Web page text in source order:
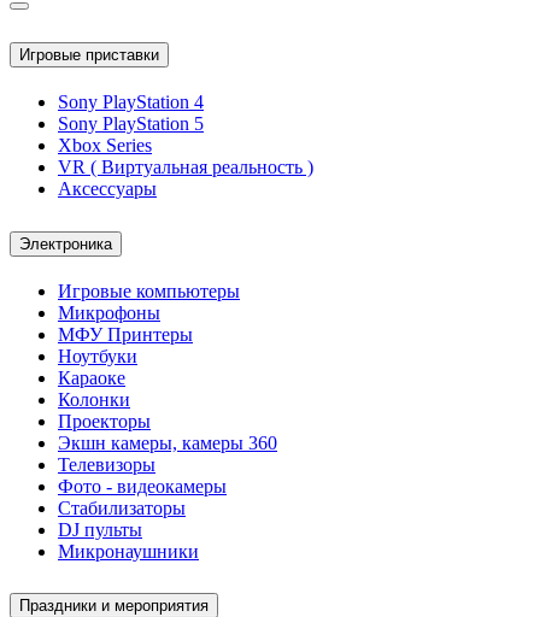
Игровые приставки
Sony PlayStation 4
Sony PlayStation 5
Xbox Series
VR ( Виртуальная реальность )
Аксессуары
Электроника
Игровые компьютеры
Микрофоны
МФУ Принтеры
Ноутбуки
Караоке
Колонки
Проекторы
Экшн камеры, камеры 360
Телевизоры
Фото - видеокамеры
Стабилизаторы
DJ пульты
Микронаушники
Праздники и мероприятия